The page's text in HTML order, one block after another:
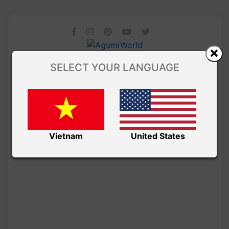
SELECT YOUR LANGUAGE
Vietnam United States